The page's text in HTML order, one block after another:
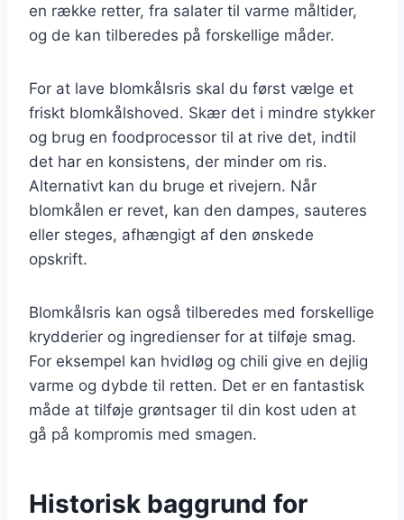
en række retter, fra salater til varme måltider,
og de kan tilberedes på forskellige måder.
For at lave blomkålsris skal du først vælge et
friskt blomkålshoved. Skær det i mindre stykker
og brug en foodprocessor til at rive det, indtil
det har en konsistens, der minder om ris.
Alternativt kan du bruge et rivejern. Når
blomkålen er revet, kan den dampes, sauteres
eller steges, afhængigt af den ønskede
opskrift.
Blomkålsris kan også tilberedes med forskellige
krydderier og ingredienser for at tilføje smag.
For eksempel kan hvidløg og chili give en dejlig
varme og dybde til retten. Det er en fantastisk
måde at tilføje grøntsager til din kost uden at
gå på kompromis med smagen.
Historisk baggrund for